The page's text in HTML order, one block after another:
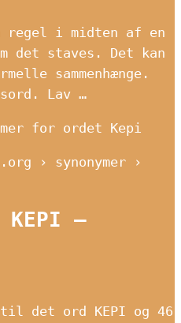
regel i midten af ​​en
det staves. Det kan
sammenhænge.
Lav …
for ordet Kepi
› synonymer ›
KEPI –
til det ord KEPI og 46